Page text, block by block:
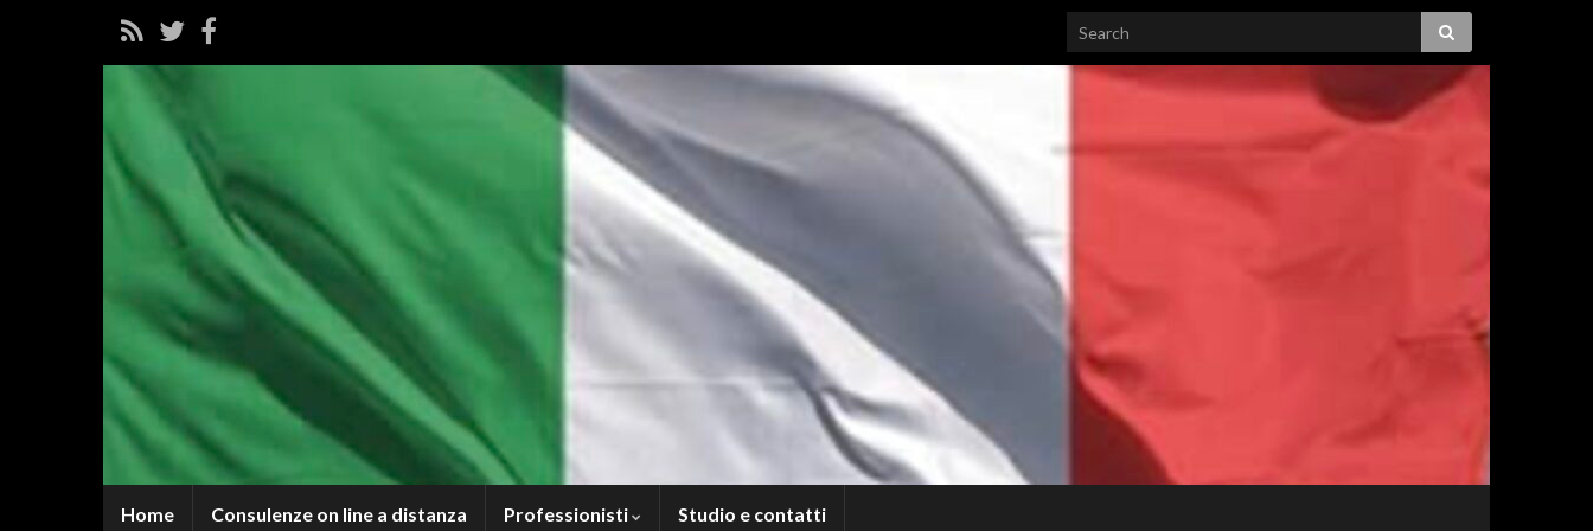
Home Consulenze on line a distanza Professionisti Studio e contatti